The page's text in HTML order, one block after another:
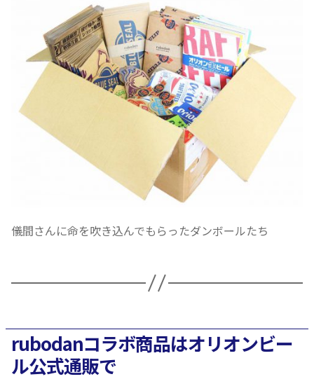
儀間さんに命を吹き込んでもらったダンボールたち
rubodanコラボ商品はオリオンビー
ル公式通販で